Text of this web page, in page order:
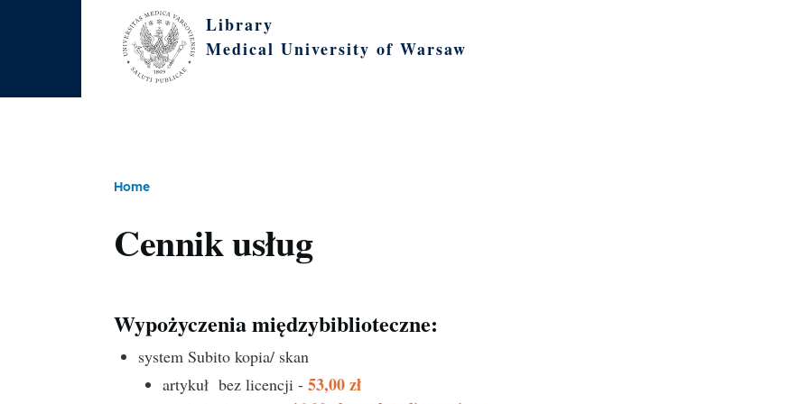
Skip to main content
Library
Medical University of WarsawLibrary sub-navigation
Home
Cennik usług
Wypożyczenia międzybiblioteczne:
system Subito kopia/ skan
artykuł bez licencji - 53,00 zł